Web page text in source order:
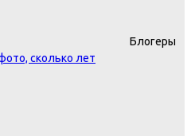
Блогеры
сколько лет